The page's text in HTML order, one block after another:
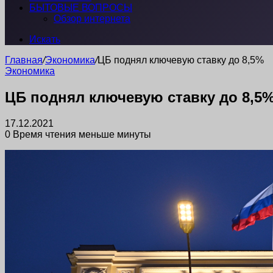
БЫТОВЫЕ ВОПРОСЫ
Обзор интернета
Искать
Главная/Экономика/ЦБ поднял ключевую ставку до 8,5%
Экономика
ЦБ поднял ключевую ставку до
17.12.2021
0 Время чтения меньше минуты